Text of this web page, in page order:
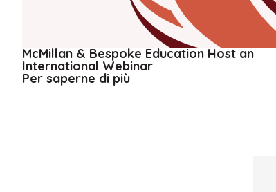
McMillan & Bespoke Education Host an
International Webinar
Per saperne di piùabout